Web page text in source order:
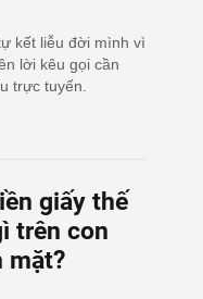
kết liễu đời mình vì
lời kêu gọi cần
trực tuyến.
giấy thế
trên con
mặt?